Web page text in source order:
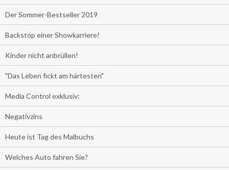
Der Sommer-Bestseller 2019
Backstop einer Showkarriere!
Kinder nicht anbrüllen!
"Das Leben fickt am härtesten"
Media Control exklusiv:
Negativzins
Heute ist Tag des Malbuchs
Welches Auto fahren Sie?